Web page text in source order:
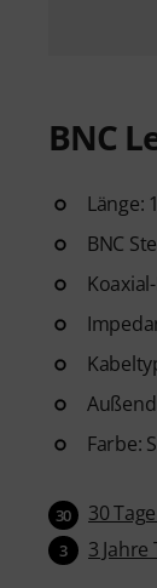
BNC
Länge:
BNC
Farbe:
30 30
3 3